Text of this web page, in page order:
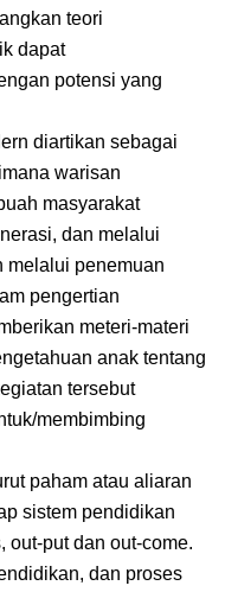
teori
dapat
potensi yang
diartikan sebagai
warisan
masyarakat
dan melalui
melalui penemuan
pengertian
meteri-materi
anak tentang
tersebut
membimbing
paham atau aliaran
sistem pendidikan
out-put dan out-come.
dan proses